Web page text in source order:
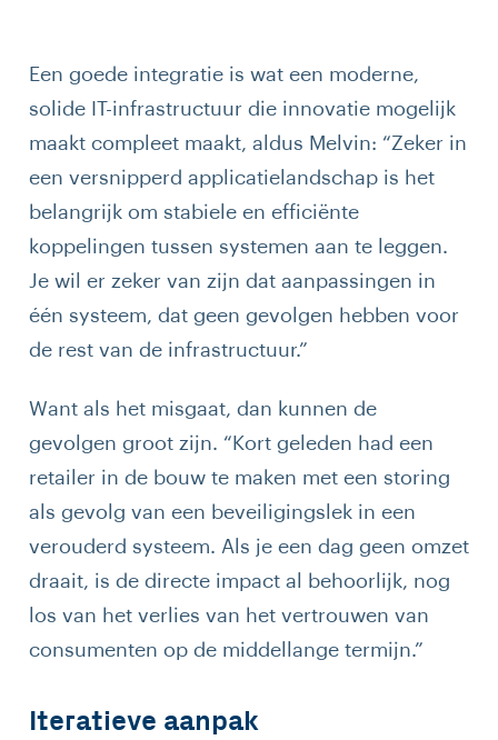
Een goede integratie is wat een moderne,
solide IT-infrastructuur die innovatie mogelijk
maakt compleet maakt, aldus Melvin: “Zeker in
een versnipperd applicatielandschap is het
belangrijk om stabiele en efficiënte
koppelingen tussen systemen aan te leggen.
Je wil er zeker van zijn dat aanpassingen in
één systeem, dat geen gevolgen hebben voor
de rest van de infrastructuur.”
Want als het misgaat, dan kunnen de
gevolgen groot zijn. “Kort geleden had een
retailer in de bouw te maken met een storing
als gevolg van een beveiligingslek in een
verouderd systeem. Als je een dag geen omzet
draait, is de directe impact al behoorlijk, nog
los van het verlies van het vertrouwen van
consumenten op de middellange termijn.”
Iteratieve aanpak